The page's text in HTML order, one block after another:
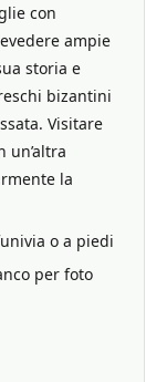
con
ampie
storia e
bizantini
Visitare
un’altra
la
o a piedi
per foto